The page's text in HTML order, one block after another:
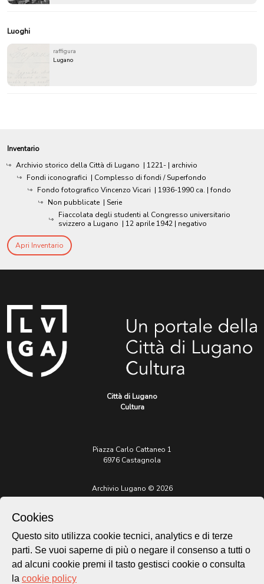
Luoghi
raffigura
Lugano
Inventario
Archivio storico della Città di Lugano | 1221- | archivio
Fondi iconografici | Complesso di fondi / Superfondo
Fondo fotografico Vincenzo Vicari | 1936-1990 ca. | fondo
Non pubblicate | Serie
Fiaccolata degli studenti al Congresso universitario
svizzero a Lugano | 12 aprile 1942 | negativo
Apri Inventario
Città di Lugano
Cultura
Piazza Carlo Cattaneo 1
6976 Castagnola
Archivio Lugano © 2026
Sito istituzionale:
lugano.ch
Cookies
Questo sito utilizza cookie tecnici, analytics e di terze
parti. Se vuoi saperne di più o negare il consenso a tutti o
ad alcuni cookie premi il tasto gestisci cookie o consulta
la cookie policy